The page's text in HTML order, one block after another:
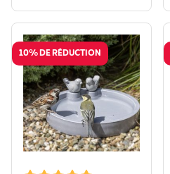
10% DE RÉDUCTION